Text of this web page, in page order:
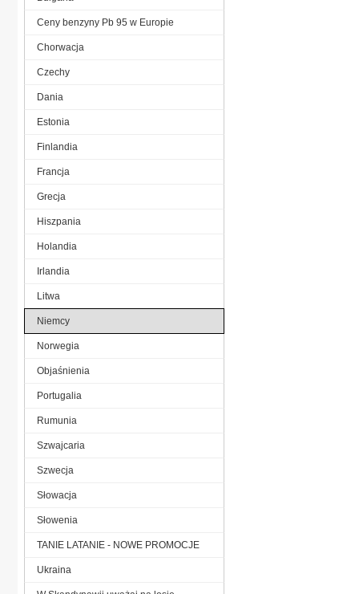
Ceny benzyny Pb 95 w Europie
Chorwacja
Czechy
Dania
Estonia
Finlandia
Francja
Grecja
Hiszpania
Holandia
Irlandia
Litwa
Niemcy
Norwegia
Objaśnienia
Portugalia
Rumunia
Szwajcaria
Szwecja
Słowacja
Słowenia
TANIE LATANIE - NOWE PROMOCJE
Ukraina